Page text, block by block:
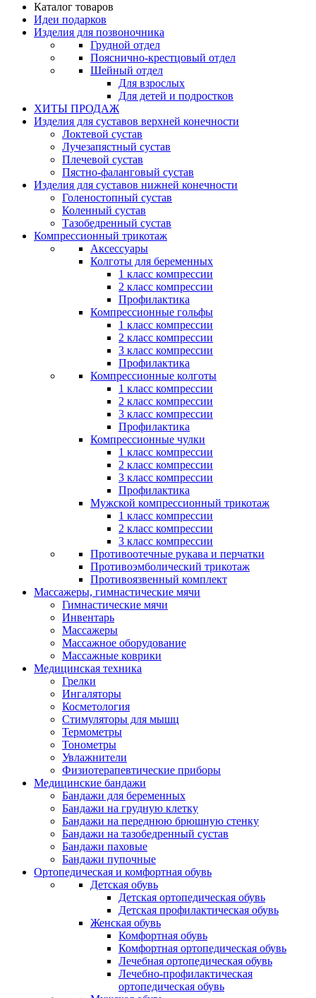
Каталог товаров
Идеи подарков
Изделия для позвоночника
Грудной отдел
Пояснично-крестцовый отдел
Шейный отдел
Для взрослых
Для детей и подростков
ХИТЫ ПРОДАЖ
Изделия для суставов верхней конечности
Локтевой сустав
Лучезапястный сустав
Плечевой сустав
Пястно-фаланговый сустав
Изделия для суставов нижней конечности
Голеностопный сустав
Коленный сустав
Тазобедренный сустав
Компрессионный трикотаж
Аксессуары
Колготы для беременных
1 класс компрессии
2 класс компрессии
Профилактика
Компрессионные гольфы
1 класс компрессии
2 класс компрессии
3 класс компрессии
Профилактика
Компрессионные колготы
1 класс компрессии
2 класс компрессии
3 класс компрессии
Профилактика
Компрессионные чулки
1 класс компрессии
2 класс компрессии
3 класс компрессии
Профилактика
Мужской компрессионный трикотаж
1 класс компрессии
2 класс компрессии
3 класс компрессии
Противоотечные рукава и перчатки
Противоэмболический трикотаж
Противоязвенный комплект
Массажеры, гимнастические мячи
Гимнастические мячи
Инвентарь
Массажеры
Массажное оборудование
Массажные коврики
Медицинская техника
Грелки
Ингаляторы
Косметология
Стимуляторы для мышц
Термометры
Тонометры
Увлажнители
Физиотерапевтические приборы
Медицинские бандажи
Бандажи для беременных
Бандажи на грудную клетку
Бандажи на переднюю брюшную стенку
Бандажи на тазобедренный сустав
Бандажи паховые
Бандажи пупочные
Ортопедическая и комфортная обувь
Детская обувь
Детская ортопедическая обувь
Детская профилактическая обувь
Женская обувь
Комфортная обувь
Комфортная ортопедическая обувь
Лечебная ортопедическая обувь
Лечебно-профилактическая
ортопедическая обувь